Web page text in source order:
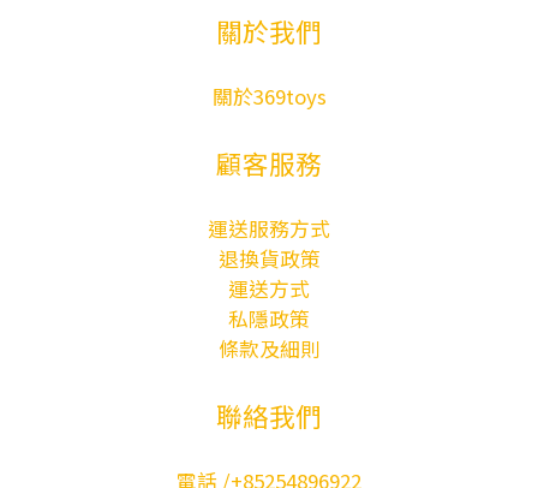
關於我們
關於369toys
顧客服務
運送服務方式
退換貨政策
運送方式
私隱政策
條款及細則
聯絡我們
電話 /+85254896922